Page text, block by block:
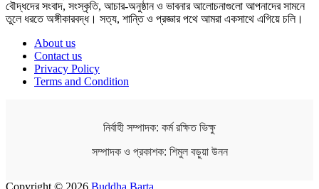
বৌদ্ধদের সংবাদ, সংস্কৃতি, আচার-অনুষ্ঠান ও ভাবনার আলোচনাগুলো আপনাদের সামনে
তুলে ধরতে অঙ্গীকারবদ্ধ। সত্য, শান্তি ও প্রজ্ঞার পথে আমরা একসাথে এগিয়ে চলি।
About us
Contact us
Privacy Policy
Terms and Condition
নির্বাহী সম্পাদক: কর্ম রক্ষিত ভিক্ষু
সম্পাদক ও প্রকাশক: শিমুল বড়ুয়া উনন
Copyright © 2026 Buddha Barta